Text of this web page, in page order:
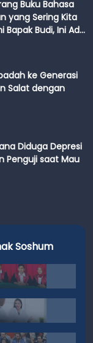
Buku Bahasa
yang Sering Kita
Bapak Budi, Ini Adik
ke Generasi
Salat dengan
Diduga Depresi
Penguji saat Mau
Soshum